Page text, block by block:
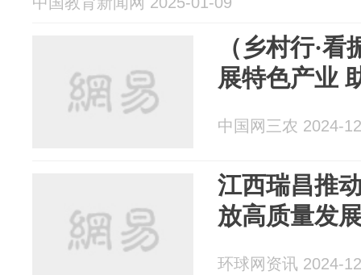
（乡村行·
展特色产业
中国网三农 2024-
江西瑞昌推
放高质量发
环球网资讯 2024-